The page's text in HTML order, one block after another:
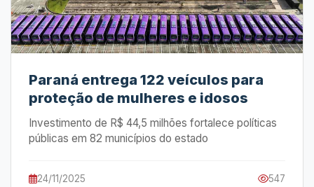
Paraná entrega 122 veículos para
proteção de mulheres e idosos
Investimento de R$ 44,5 milhões fortalece políticas
públicas em 82 municípios do estado
24/11/2025 547